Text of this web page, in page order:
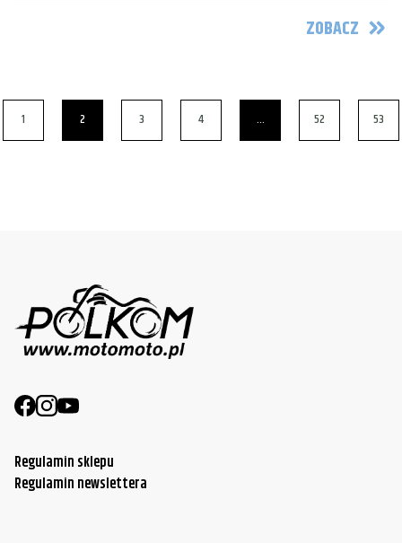
ZOBACZ
1 2 3 4 … 52 53
Regulamin sklepu
Regulamin newslettera